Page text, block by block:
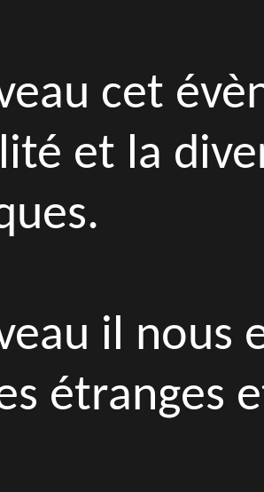
cet
et la
il nous
étranges